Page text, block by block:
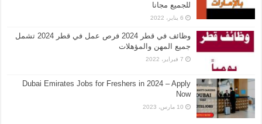
للجميع مجانا
6 يناير، 2022
وظائف في قطر 2024 فرص عمل في قطر 2024 تشمل
جميع المهن والمؤهلات
7 فبراير، 2022
Dubai Emirates Jobs for Freshers in 2024 – Apply
Now
10 مارس، 2023